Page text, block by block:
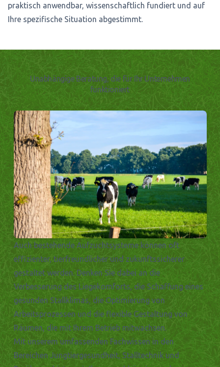
praktisch anwendbar, wissenschaftlich fundiert und auf
Ihre spezifische Situation abgestimmt.
Unabhängige Beratung, die für Ihr Unternehmen
funktioniert
Auch bestehende Aufzuchtsysteme können oft
effizienter, tierfreundlicher und zukunftssicherer
gestaltet werden. Denken Sie dabei an die
Verbesserung des Liegekomforts, die Schaffung eines
gesunden Stallklimas, die Optimierung von
Arbeitsprozessen und die flexible Gestaltung von
Räumen, die mit Ihrem Betrieb mitwachsen.
Mit unserem umfassenden Fachwissen in den
Bereichen Jungtiergesundheit, Stalltechnik und